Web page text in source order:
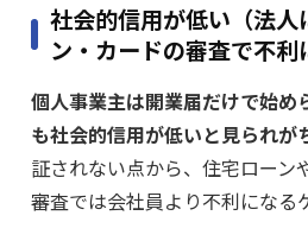
社会的信用が低い（法
ン・カードの審査で不利
個人事業主は開業届だけで始め
も社会的信用が低いと見られが
証されない点から、住宅ローン
審査では会社員より不利になる